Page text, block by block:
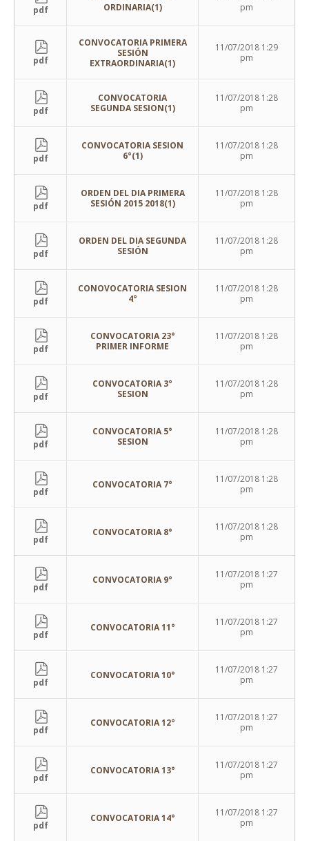
pdf
ORDINARIA(1)
pm
pdf
CONVOCATORIA PRIMERA
SESIÓN
EXTRAORDINARIA(1)
11/07/2018 1:29
pm
pdf
CONVOCATORIA
SEGUNDA SESION(1)
11/07/2018 1:28
pm
pdf
CONVOCATORIA SESION
6°(1)
11/07/2018 1:28
pm
pdf
ORDEN DEL DIA PRIMERA
SESIÓN 2015 2018(1)
11/07/2018 1:28
pm
pdf
ORDEN DEL DIA SEGUNDA
SESIÓN
11/07/2018 1:28
pm
pdf
CONOVOCATORIA SESION
4°
11/07/2018 1:28
pm
pdf
CONVOCATORIA 23°
PRIMER INFORME
11/07/2018 1:28
pm
pdf
CONVOCATORIA 3°
SESION
11/07/2018 1:28
pm
pdf
CONVOCATORIA 5°
SESION
11/07/2018 1:28
pm
pdf
CONVOCATORIA 7°
11/07/2018 1:28
pm
pdf
CONVOCATORIA 8°
11/07/2018 1:28
pm
pdf
CONVOCATORIA 9°
11/07/2018 1:27
pm
pdf
CONVOCATORIA 11°
11/07/2018 1:27
pm
pdf
CONVOCATORIA 10°
11/07/2018 1:27
pm
pdf
CONVOCATORIA 12°
11/07/2018 1:27
pm
pdf
CONVOCATORIA 13°
11/07/2018 1:27
pm
pdf
CONVOCATORIA 14°
11/07/2018 1:27
pm